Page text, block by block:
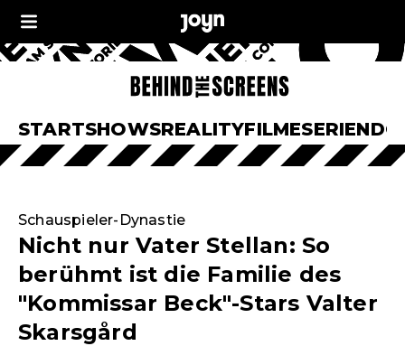
STARTSHOWSREALITYFILMESERIEN
Schauspieler-Dynastie
Nicht nur Vater Stellan: So
berühmt ist die Familie des
"Kommissar Beck"-Stars Valter
Skarsgård